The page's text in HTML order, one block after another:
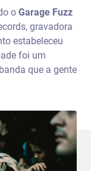
o Garage Fuzz
gravadora
estabeleceu
foi um
que a gente